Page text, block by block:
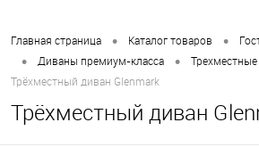
Главная страница • Каталог товаров •
• Диваны премиум-класса •
Трёхместный диван Glenmark
Трёхместный диван